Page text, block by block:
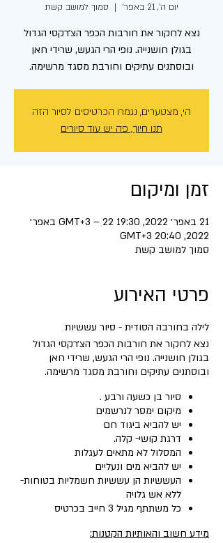
יום ה׳, 21 באפר׳
  |
סמוך למושב קשת
נצא לחקור את חורבות הכפר הצ׳רקסי הגדול
בגולן חושנייה. נופי הרי הגעש, שרידי חאן
ובוסתנים עתיקים וחורבת מסגד מרשימה.
הי, מצטערים, נגמרו הכרטיסים לסיור הזה
תנו חיוך, פה יש עוד סיורים
זמן ומיקום
21 באפר׳ 2022, 19:30 GMT‎+3‎ – 22 באפר׳
2022, 20:40 GMT‎+3‎
סמוך למושב קשת
פרטי האירוע
לילה בחורבה הסודית - סיור עששיות
נצא לחקור את חורבות הכפר הצ׳רקסי הגדול
בגולן חושנייה. נופי הרי הגעש, שרידי חאן
ובוסתנים עתיקים וחורבת מסגד מרשימה.
סיור בן כשעה ורבע .
מיקום ימסר לנרשמים
יש להביא ביגוד חם
דרגת קושי- קלה.
המסלול לא מתאים לעגלות
יש להביא מים ונעליים
העששיות הן עששיות חשמליות בטוחות-
ללא אש גלויה
כל משתתף מגיל 3 חייב בכרטיס
מידע חשוב והאותיות הקטנות: